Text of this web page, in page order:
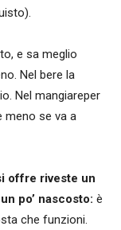
e sa meglio
Nel bere la
Nel mangiareper
meno se va a
offre riveste un
po’ nascosto: è
che funzioni.